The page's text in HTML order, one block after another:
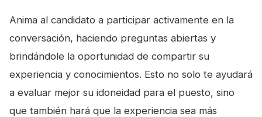
Anima al candidato a participar activamente en la
conversación, haciendo preguntas abiertas y
brindándole la oportunidad de compartir su
experiencia y conocimientos. Esto no solo te ayudará
a evaluar mejor su idoneidad para el puesto, sino
que también hará que la experiencia sea más